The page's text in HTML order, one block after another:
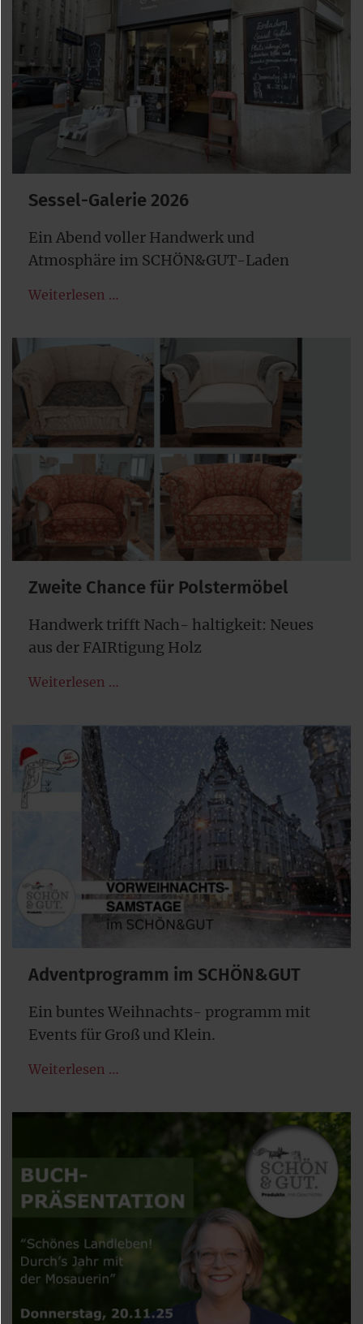
Sessel-Galerie 2026
Ein Abend voller Handwerk und
Atmosphäre im SCHÖN&GUT-Laden
Weiterlesen …
Zweite Chance für Polstermöbel
Handwerk trifft Nach- haltigkeit: Neues
aus der FAIRtigung Holz
Weiterlesen …
Adventprogramm im SCHÖN&GUT
Ein buntes Weihnachts- programm mit
Events für Groß und Klein.
Weiterlesen …